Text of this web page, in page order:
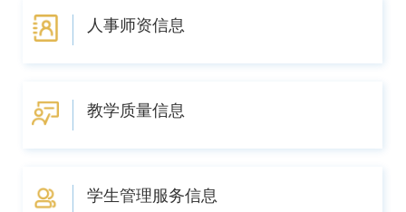
人事师资信息
教学质量信息
学生管理服务信息